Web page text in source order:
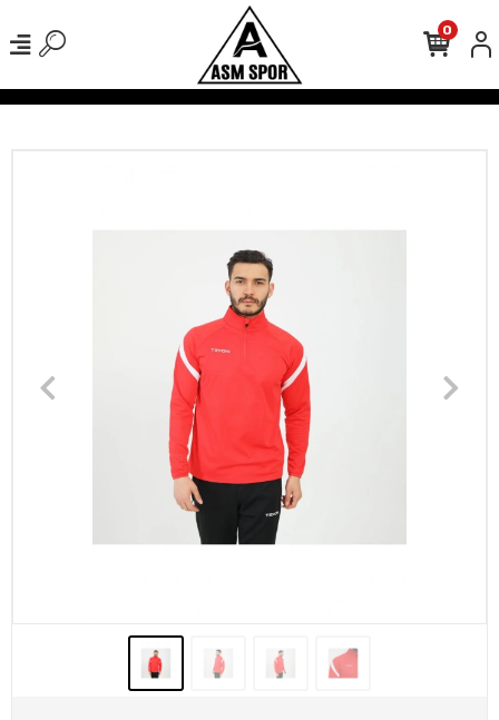
Kargo Ücretsiz! 500 TL Üzeri Tüm Alışverişlerinizde
0